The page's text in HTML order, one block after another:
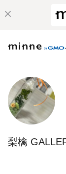
梨檎